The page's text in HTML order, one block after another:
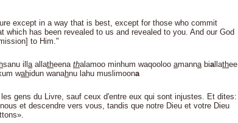
except in a way that is best, except for those who commit
has been revealed to us and revealed to you. And our God
to Him."
hsanu ill a allatheena thalamoo minhum waqooloo amanna bia llathee
wahidun wanahnu lahu muslimoona
gens du Livre, sauf ceux d'entre eux qui sont injustes. Et dites:
et descendre vers vous, tandis que notre Dieu et votre Dieu